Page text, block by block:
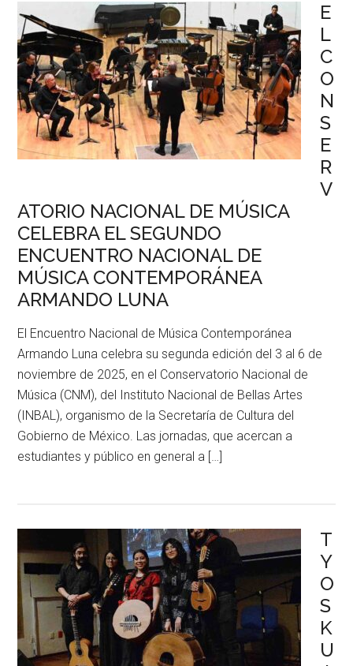
E
L
C
O
N
S
E
R
V
ATORIO NACIONAL DE MÚSICA
CELEBRA EL SEGUNDO
ENCUENTRO NACIONAL DE
MÚSICA CONTEMPORÁNEA
ARMANDO LUNA
El Encuentro Nacional de Música Contemporánea
Armando Luna celebra su segunda edición del 3 al 6 de
noviembre de 2025, en el Conservatorio Nacional de
Música (CNM), del Instituto Nacional de Bellas Artes
(INBAL), organismo de la Secretaría de Cultura del
Gobierno de México. Las jornadas, que acercan a
estudiantes y público en general a […]
T
Y
O
S
K
U